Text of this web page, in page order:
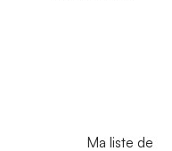
Ma liste de